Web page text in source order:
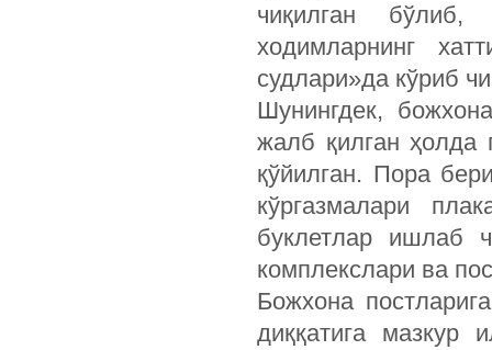
чиқилган
ходимларнинг
судлари»да кўриб
Шунингдек,
жалб қилган ҳолда
қўйилган. Пора
кўргазмалари
буклетлар ишлаб
комплекслари ва
Божхона
диққатига мазкур